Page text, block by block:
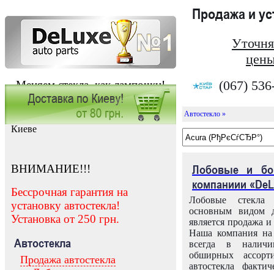
Меняем стекла, как лампочки!
Продажа и
(067)
Заказать установку автостекла в
Киеве
ВНИМАНИЕ!!!
Бессрочная гарантия на
установку автостекла!
Установка от 250 грн.
Автостекла
Продажа автостекла
Автостекло »
Лобовые и
компаниии
Лобовые
основным видом
является продажа и
Наша компания на
всегда в
обширных
автостекла